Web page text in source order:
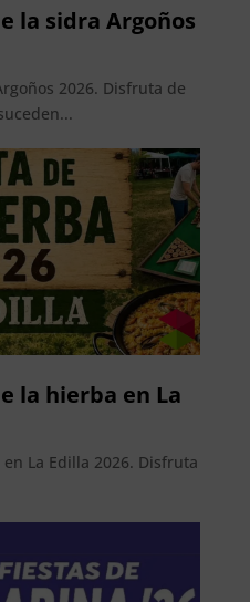
la sidra Argoños
2026. Disfruta de
la hierba en La
La Edilla 2026. Disfruta